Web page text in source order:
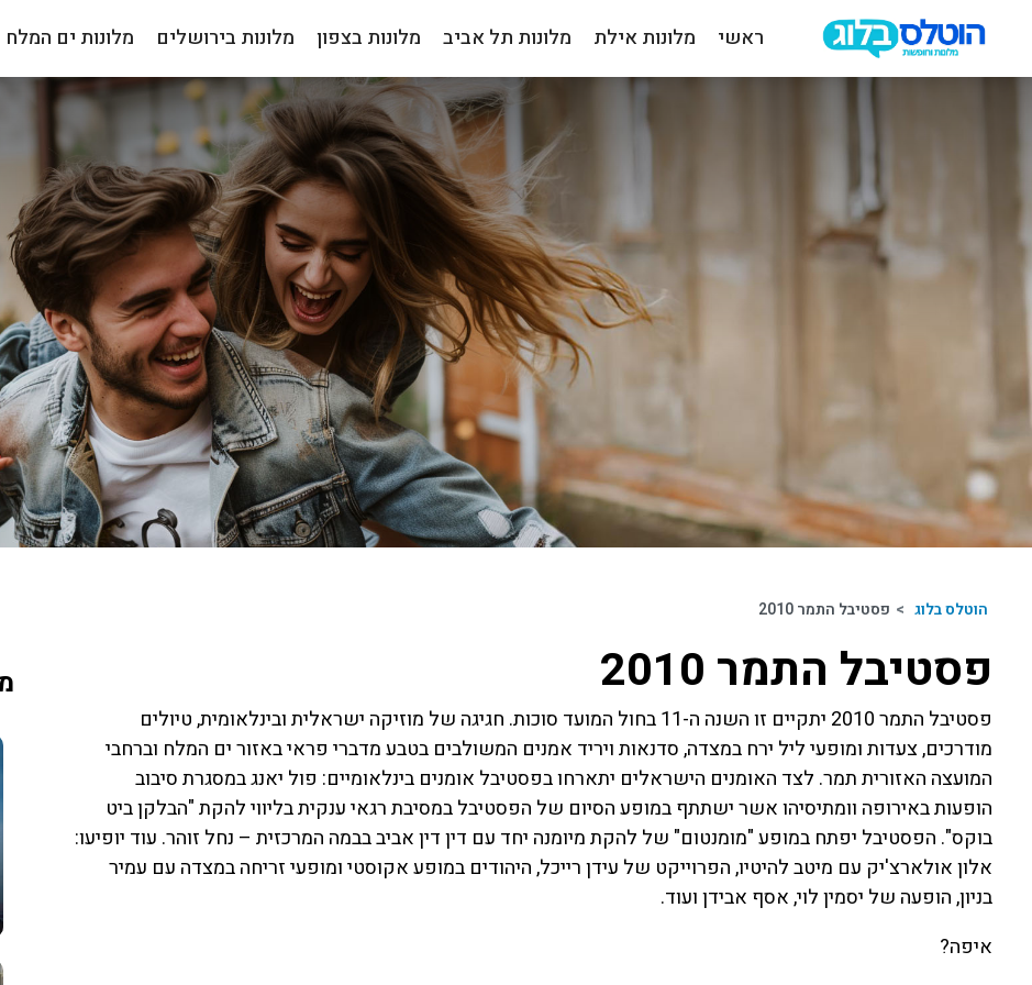
הוטלס
ראשי מלונות אילת מלונות תל אביב מלונות בצפון מלונות בירושלים מלונות ים המלח
הוטלס בלוג > פסטיבל התמר 2010
פסטיבל התמר 2010
פסטיבל התמר 2010 יתקיים זו השנה ה-11 בחול המועד סוכות. חגיגה של מוזיקה ישראלית ובינלאומית, טיולים
מודרכים, צעדות ומופעי ליל ירח במצדה, סדנאות ויריד אמנים המשולבים בטבע מדברי פראי באזור ים המלח וברחבי
המועצה האזורית תמר. לצד האומנים הישראלים יתארחו בפסטיבל אומנים בינלאומיים: פול יאנג במסגרת סיבוב
הופעות באירופה וומתיסיהו אשר ישתתף במופע הסיום של הפסטיבל במסיבת רגאי ענקית בליווי להקת "הבלקן ביט
בוקס". הפסטיבל יפתח במופע "מומנטום" של להקת מיומנה יחד עם דין דין אביב בבמה המרכזית – נחל זוהר. עוד יופיעו:
אלון אולארצ'יק עם מיטב להיטיו, הפרוייקט של עידן רייכל, היהודים במופע אקוסטי ומופעי זריחה במצדה עם עמיר
בניון, הופעה של יסמין לוי, אסף אבידן ועוד.
איפה?